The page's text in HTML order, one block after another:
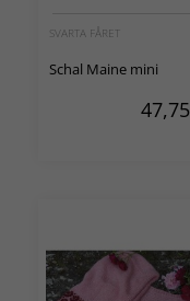
SVARTA FÅRET
Schal Maine mini
47,75